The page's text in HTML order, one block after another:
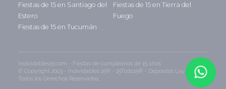
Fiestas de 15 en Santiago del
Estero
Fiestas de 15 en Tierra del
Fuego
Fiestas de 15 en Tucumán
Inolvidables15.com - Fiestas de cumpleaños de 15 años
© Copyright 2003 - Inolvidables 15® - 15Todo15® - Depositos Ley 11.723 -
Todos los Derechos Reservados.